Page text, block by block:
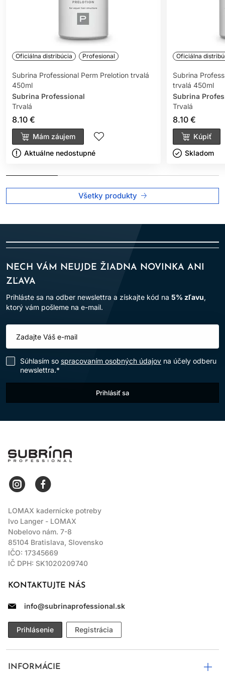
Oficiálna distribúcia Profesional
Subrina Professional Perm Prelotion trvalá
450ml
Subrina Professional
Trvalá
8.10 €
Mám záujem
Aktuálne nedostupné
Oficiálna
Subrina
trvalá 450ml
Subrina
Trvalá
8.10 €
Kúpiť
Skladom ㅤ
Všetky produkty
NECH VÁM NEUJDE ŽIADNA NOVINKA ANI
ZĽAVA
Prihláste sa na odber newslettra a získajte kód na 5% zľavu,
ktorý vám pošleme na e-mail.
Súhlasím so spracovaním osobných údajov na účely odberu
newslettra.*
Prihlásiť sa
LOMAX
LOMAX kadernícke potreby
Ivo Langer - LOMAX
Nobelovo nám. 7-8
85104 Bratislava, Slovensko
IČO: 17345669
IČ DPH: SK1020209740
KONTAKTUJTE NÁS
info@subrinaprofessional.sk
Prihlásenie Registrácia
INFORMÁCIE